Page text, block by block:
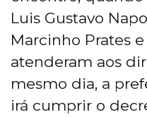
Luis Gustavo
Marcinho Prates
atenderam aos
mesmo dia, a
irá cumprir o